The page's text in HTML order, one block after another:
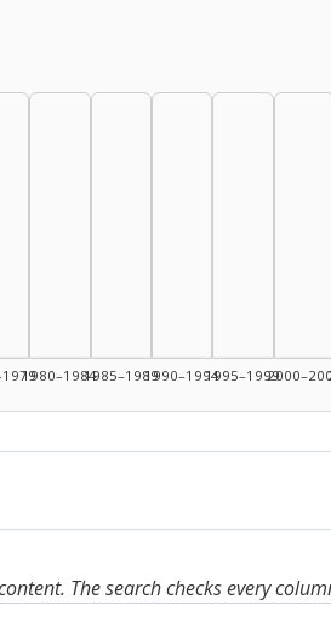
1980–19841985–19891990–19941995–1999
The search checks every